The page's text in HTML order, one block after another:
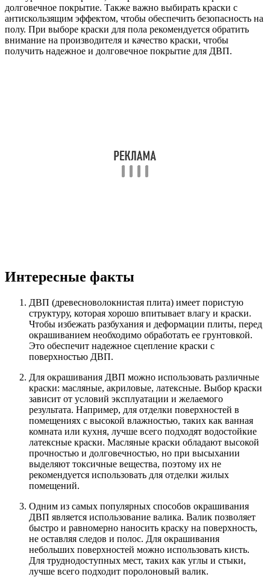
долговечное покрытие. Также важно выбирать краски с
антискользящим эффектом, чтобы обеспечить безопасность на
полу. При выборе краски для пола рекомендуется обратить
внимание на производителя и качество краски, чтобы
получить надежное и долговечное покрытие для ДВП.
Интересные факты
ДВП (древесноволокнистая плита) имеет пористую
структуру, которая хорошо впитывает влагу и краски.
Чтобы избежать разбухания и деформации плиты, перед
окрашиванием необходимо обработать ее грунтовкой.
Это обеспечит надежное сцепление краски с
поверхностью ДВП.
Для окрашивания ДВП можно использовать различные
краски: масляные, акриловые, латексные. Выбор краски
зависит от условий эксплуатации и желаемого
результата. Например, для отделки поверхностей в
помещениях с высокой влажностью, таких как ванная
комната или кухня, лучше всего подходят водостойкие
латексные краски. Масляные краски обладают высокой
прочностью и долговечностью, но при высыхании
выделяют токсичные вещества, поэтому их не
рекомендуется использовать для отделки жилых
помещений.
Одним из самых популярных способов окрашивания
ДВП является использование валика. Валик позволяет
быстро и равномерно наносить краску на поверхность,
не оставляя следов и полос. Для окрашивания
небольших поверхностей можно использовать кисть.
Для труднодоступных мест, таких как углы и стыки,
лучше всего подходит поролоновый валик.